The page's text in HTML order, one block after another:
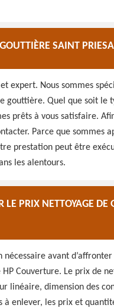
SAINT
expert. Nous sommes
gouttière. Quel que soit le
prêts à vous satisfaire.
Parce que sommes
prestation peut être
les alentours.
PRIX NETTOYAGE DE
avant
Couverture. Le prix de
linéaire, dimension des
enlever, les prix et